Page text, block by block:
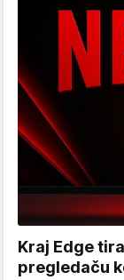
Kraj Edge
pregledaču